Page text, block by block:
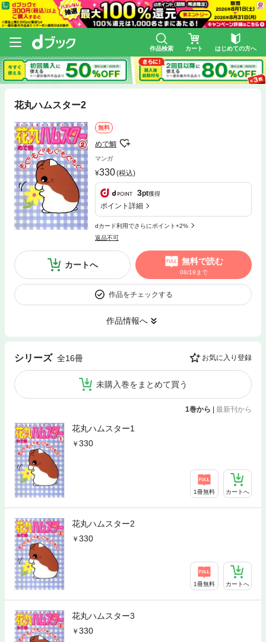
作品検索 カート はじめての方へ
花丸ハムスター2
無料
めで鯛
マンガ
330(税込)
3pt獲得
ポイント詳細
dカード利用でさらにポイント+2%
返品不可
カートへ 無料で読む
08/19まで
作品をチェックする
作品情報へ
シリーズ 全16冊 お気に入り登録
未購入巻をまとめて買う
1巻から 最新刊から
花丸ハムスター1
330
1冊無料 カートへ
花丸ハムスター2
330
1冊無料 カートへ
花丸ハムスター3
330